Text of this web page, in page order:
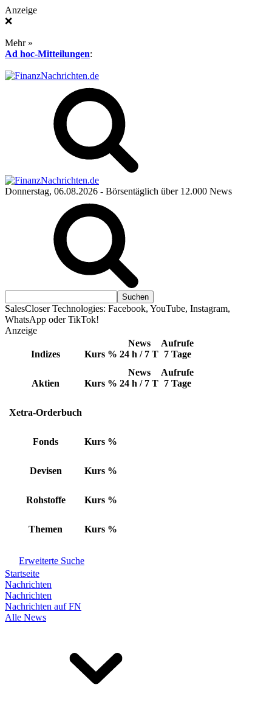
Anzeige
❌
Mehr »
Ad hoc-Mitteilungen:
Donnerstag, 06.08.2026 - Börsentäglich über 12.000 News
SalesCloser Technologies: Facebook, YouTube, Instagram,
WhatsApp oder TikTok!
Anzeige
Indizes Kurs %
News
24 h / 7 T
Aufrufe
7 Tage
Aktien Kurs %
News
24 h / 7 T
Aufrufe
7 Tage
Xetra-Orderbuch
Fonds Kurs %
Devisen Kurs %
Rohstoffe Kurs %
Themen Kurs %
Erweiterte Suche
Startseite
Nachrichten
Nachrichten
Nachrichten auf FN
Alle News